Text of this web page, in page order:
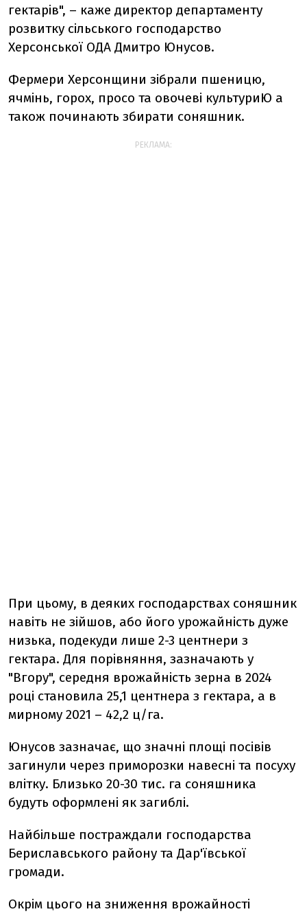
гектарів", – каже директор департаменту
розвитку сільського господарство
Херсонської ОДА Дмитро Юнусов.
Фермери Херсонщини зібрали пшеницю,
ячмінь, горох, просо та овочеві культуриЮ а
також починають збирати соняшник.
РЕКЛАМА:
При цьому, в деяких господарствах соняшник
навіть не зійшов, або його урожайність дуже
низька, подекуди лише 2-3 центнери з
гектара. Для порівняння, зазначають у
"Вгору", середня врожайність зерна в 2024
році становила 25,1 центнера з гектара, а в
мирному 2021 – 42,2 ц/га.
Юнусов зазначає, що значні площі посівів
загинули через приморозки навесні та посуху
влітку. Близько 20-30 тис. га соняшника
будуть оформлені як загиблі.
Найбільше постраждали господарства
Бериславського району та Дар'ївської
громади.
Окрім цього на зниження врожайності